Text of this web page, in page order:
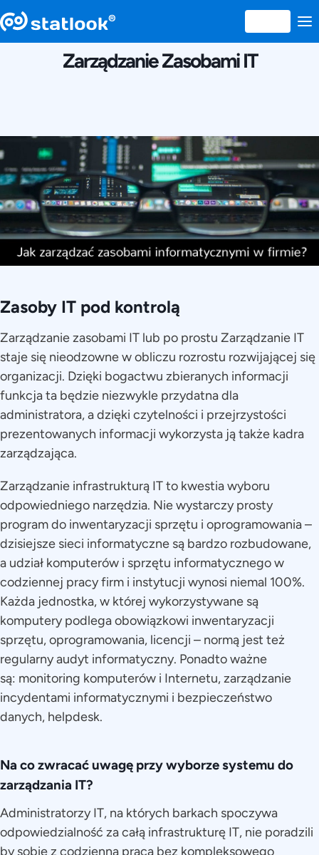
Zarządzanie Zasobami IT
Zasoby IT pod kontrolą
Zarządzanie zasobami IT lub po prostu Zarządzanie IT
staje się nieodzowne w obliczu rozrostu rozwijającej się
organizacji. Dzięki bogactwu zbieranych informacji
funkcja ta będzie niezwykle przydatna dla
administratora, a dzięki czytelności i przejrzystości
prezentowanych informacji wykorzysta ją także kadra
zarządzająca.
Zarządzanie infrastrukturą IT to kwestia wyboru
odpowiedniego narzędzia. Nie wystarczy prosty
program do inwentaryzacji sprzętu i oprogramowania –
dzisiejsze sieci informatyczne są bardzo rozbudowane,
a udział komputerów i sprzętu informatycznego w
codziennej pracy firm i instytucji wynosi niemal 100%.
Każda jednostka, w której wykorzystywane są
komputery podlega obowiązkowi inwentaryzacji
sprzętu, oprogramowania, licencji – normą jest też
regularny audyt informatyczny. Ponadto ważne
są: monitoring komputerów i Internetu, zarządzanie
incydentami informatycznymi i bezpieczeństwo
danych, helpdesk.
Na co zwracać uwagę przy wyborze systemu do
zarządzania IT?
Administratorzy IT, na których barkach spoczywa
odpowiedzialność za całą infrastrukturę IT, nie poradzili
by sobie z codzienną pracą bez kompleksowego